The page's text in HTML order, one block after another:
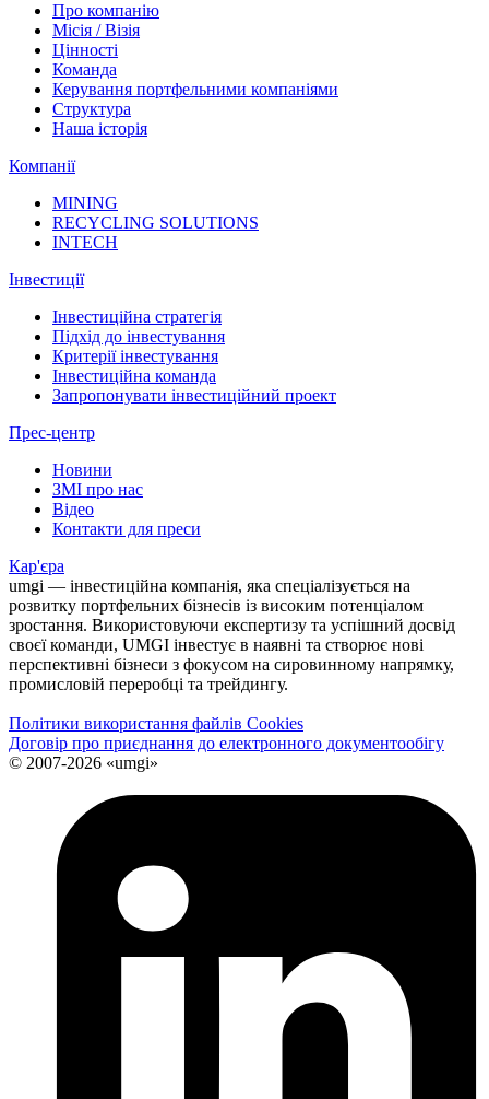
Про компанію
Місія / Візія
Цінності
Команда
Керування портфельними компаніями
Структура
Наша історія
Компанії
MINING
RECYCLING SOLUTIONS
INTECH
Інвестиції
Інвестиційна стратегія
Підхід до інвестування
Критерії інвестування
Інвестиційна команда
Запропонувати інвестиційний проект
Прес-центр
Новини
ЗМІ про нас
Відео
Контакти для преси
Кар'єра
umgi — інвестиційна компанія, яка спеціалізується на
розвитку портфельних бізнесів із високим потенціалом
зростання. Використовуючи експертизу та успішний досвід
своєї команди, UMGI інвестує в наявні та створює нові
перспективні бізнеси з фокусом на сировинному напрямку,
промисловій переробці та трейдингу.
Політики використання файлів Cookies
Договір про приєднання до електронного документообiгу
© 2007-2026 «umgi»